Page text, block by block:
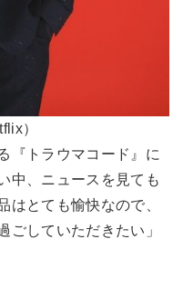
）
『トラウマコード』に
中、ニュースを見ても
はとても愉快なので、
ごしていただきたい」